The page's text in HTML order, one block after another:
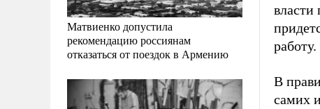
Матвиенко допустила
рекомендацию россиянам
отказаться от поездок в Армению
власти
работу.
В
самих